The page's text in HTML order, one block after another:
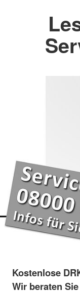
Kostenlose
Wir beraten